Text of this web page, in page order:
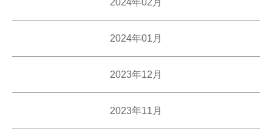
2024年01月
2023年12月
2023年11月